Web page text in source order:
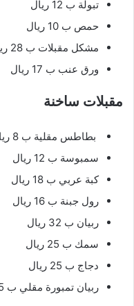
تبولة ب 12 ريال
حمص ب 10 ريال
مشكل مقبلات ب 28 ريال
ورق عنب ب 17 ريال
مقبلات ساخنة
بطاطس مقلية ب 8 ريال
سمبوسة ب 12 ريال
كبة عربي ب 18 ريال
رول جبنة ب 16 ريال
ربيان ب 32 ريال
سمك ب 25 ريال
دجاج ب 25 ريال
ربيان تمبورة مقلي ب 35 ريال